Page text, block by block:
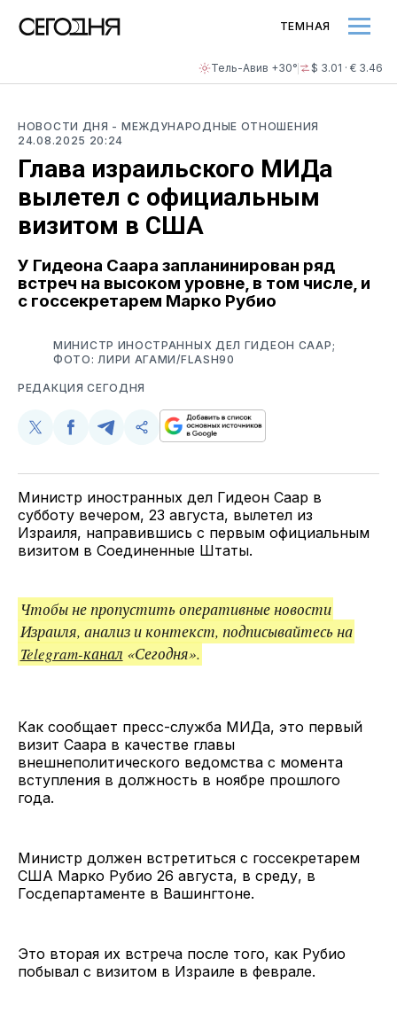
Тель-Авив +30° $ 3.01 · € 3.46
ТЕМНАЯ
НОВОСТИ ДНЯ - МЕЖДУНАРОДНЫЕ ОТНОШЕНИЯ
24.08.2025 20:24
Глава израильского МИДа
вылетел с официальным
визитом в США
У Гидеона Саара запланинирован ряд
встреч на высоком уровне, в том числе, и
с госсекретарем Марко Рубио
МИНИСТР ИНОСТРАННЫХ ДЕЛ ГИДЕОН СААР;
ФОТО: ЛИРИ АГАМИ/FLASH90
РЕДАКЦИЯ СЕГОДНЯ
Поделиться
Twitter
Поделиться
Facebook
Поделиться
Telegram
Скопируйте
поделитесь
Министр иностранных дел Гидеон Саар в
субботу вечером, 23 августа, вылетел из
Израиля, направившись с первым официальным
визитом в Соединенные Штаты.
Чтобы не пропустить оперативные новости
Израиля, анализ и контекст, подписывайтесь на
Telegram-канал «Сегодня».
Как сообщает пресс-служба МИДа, это первый
визит Саара в качестве главы
внешнеполитического ведомства с момента
вступления в должность в ноябре прошлого
года.
Министр должен встретиться с госсекретарем
США Марко Рубио 26 августа, в среду, в
Госдепартаменте в Вашингтоне.
Это вторая их встреча после того, как Рубио
побывал с визитом в Израиле в феврале.